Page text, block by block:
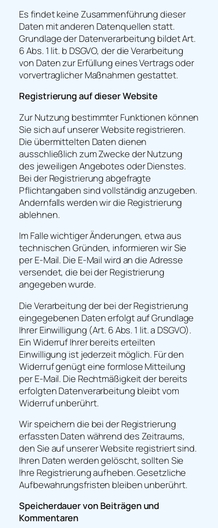
Es findet keine Zusammenführung dieser
Daten mit anderen Datenquellen statt.
Grundlage der Datenverarbeitung bildet Art.
6 Abs. 1 lit. b DSGVO, der die Verarbeitung
von Daten zur Erfüllung eines Vertrags oder
vorvertraglicher Maßnahmen gestattet.
Registrierung auf dieser Website
Zur Nutzung bestimmter Funktionen können
Sie sich auf unserer Website registrieren.
Die übermittelten Daten dienen
ausschließlich zum Zwecke der Nutzung
des jeweiligen Angebotes oder Dienstes.
Bei der Registrierung abgefragte
Pflichtangaben sind vollständig anzugeben.
Andernfalls werden wir die Registrierung
ablehnen.
Im Falle wichtiger Änderungen, etwa aus
technischen Gründen, informieren wir Sie
per E-Mail. Die E-Mail wird an die Adresse
versendet, die bei der Registrierung
angegeben wurde.
Die Verarbeitung der bei der Registrierung
eingegebenen Daten erfolgt auf Grundlage
Ihrer Einwilligung (Art. 6 Abs. 1 lit. a DSGVO).
Ein Widerruf Ihrer bereits erteilten
Einwilligung ist jederzeit möglich. Für den
Widerruf genügt eine formlose Mitteilung
per E-Mail. Die Rechtmäßigkeit der bereits
erfolgten Datenverarbeitung bleibt vom
Widerruf unberührt.
Wir speichern die bei der Registrierung
erfassten Daten während des Zeitraums,
den Sie auf unserer Website registriert sind.
Ihren Daten werden gelöscht, sollten Sie
Ihre Registrierung aufheben. Gesetzliche
Aufbewahrungsfristen bleiben unberührt.
Speicherdauer von Beiträgen und
Kommentaren